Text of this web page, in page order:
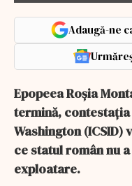
Adaugă-ne
Epopeea Roșia
termină,
Washington (ICSID)
ce statul român nu
exploatare.